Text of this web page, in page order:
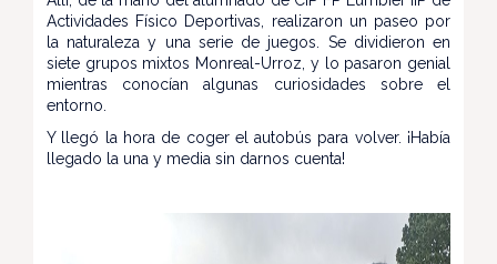
Actividades Físico Deportivas, realizaron un paseo por
la naturaleza y una serie de juegos. Se dividieron en
siete grupos mixtos Monreal-Urroz, y lo pasaron genial
mientras conocían algunas curiosidades sobre el
entorno.
Y llegó la hora de coger el autobús para volver. ¡Había
llegado la una y media sin darnos cuenta!